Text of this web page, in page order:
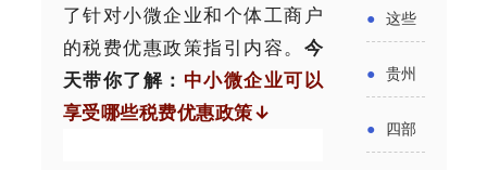
了针对小微企业和个体工商户
的税费优惠政策指引内容。 今
天带你了解： 中小微企业可以
享受哪些税费优惠政策↓
销活动
报工作
酒企出
点关注
发展环
境评估
发布
了？工
信部准
备怎么
继续实
施专精
● 这些
贷款，
● 贵州
● 四部